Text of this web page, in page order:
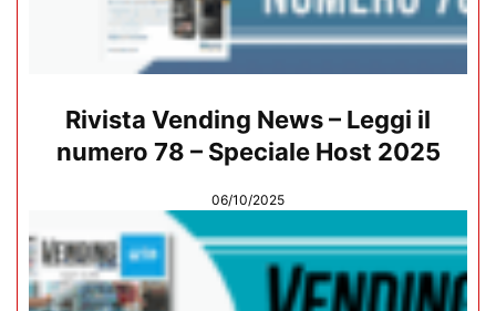
Rivista Vending News – Leggi il
numero 78 – Speciale Host 2025
06/10/2025